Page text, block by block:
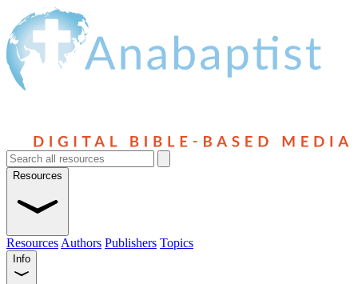
Resources
Resources Authors Publishers Topics
Info